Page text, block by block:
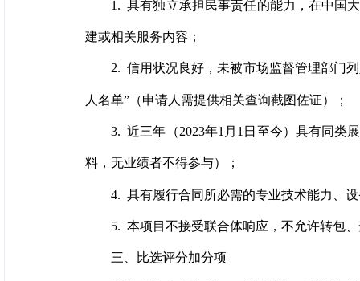
1. 具有独立承担民事责任的能力，在中国
建或相关服务内容；
2. 信用状况良好，未被市场监督管理部门
人名单”（申请人需提供相关查询截图佐证）；
3. 近三年（2023年1月1日至今）具有同类
料，无业绩者不得参与）；
4. 具有履行合同所必需的专业技术能力、
5. 本项目不接受联合体响应，不允许转包
三、比选评分加分项